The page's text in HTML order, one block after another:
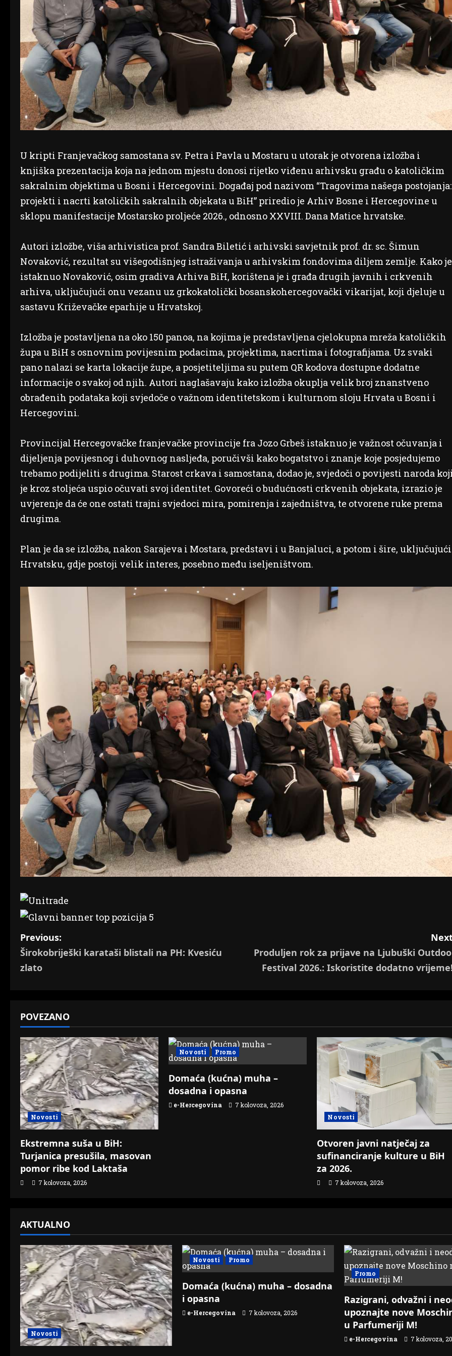
U kripti Franjevačkog samostana sv. Petra i Pavla u Mostaru u utorak je otvorena izložba i
knjiška prezentacija koja na jednom mjestu donosi rijetko viđenu arhivsku građu o katoličkim
sakralnim objektima u Bosni i Hercegovini. Događaj pod nazivom “Tragovima našega postojanja:
projekti i nacrti katoličkih sakralnih objekata u BiH” priredio je Arhiv Bosne i Hercegovine u
sklopu manifestacije Mostarsko proljeće 2026., odnosno XXVIII. Dana Matice hrvatske.
Autori izložbe, viša arhivistica prof. Sandra Biletić i arhivski savjetnik prof. dr. sc. Šimun
Novaković, rezultat su višegodišnjeg istraživanja u arhivskim fondovima diljem zemlje. Kako je
istaknuo Novaković, osim gradiva Arhiva BiH, korištena je i građa drugih javnih i crkvenih
arhiva, uključujući onu vezanu uz grkokatolički bosanskohercegovački vikarijat, koji djeluje u
sastavu Križevačke eparhije u Hrvatskoj.
Izložba je postavljena na oko 150 panoa, na kojima je predstavljena cjelokupna mreža katoličkih
župa u BiH s osnovnim povijesnim podacima, projektima, nacrtima i fotografijama. Uz svaki
pano nalazi se karta lokacije župe, a posjetiteljima su putem QR kodova dostupne dodatne
informacije o svakoj od njih. Autori naglašavaju kako izložba okuplja velik broj znanstveno
obrađenih podataka koji svjedoče o važnom identitetskom i kulturnom sloju Hrvata u Bosni i
Hercegovini.
Provincijal Hercegovačke franjevačke provincije fra Jozo Grbeš istaknuo je važnost očuvanja i
dijeljenja povijesnog i duhovnog nasljeđa, poručivši kako bogatstvo i znanje koje posjedujemo
trebamo podijeliti s drugima. Starost crkava i samostana, dodao je, svjedoči o povijesti naroda
je kroz stoljeća uspio očuvati svoj identitet. Govoreći o budućnosti crkvenih objekata, izrazio je
uvjerenje da će one ostati trajni svjedoci mira, pomirenja i zajedništva, te otvorene ruke prema
drugima.
Plan je da se izložba, nakon Sarajeva i Mostara, predstavi i u Banjaluci, a potom i šire, uključujući
Hrvatsku, gdje postoji velik interes, posebno među iseljeništvom.
P
o
n
a
v
i
g
a
t
i
Previous:
Širokobriješki karataši blistali na PH: Kvesiću
zlato
Produljen rok za prijave na Ljubuški
Festival 2026.: Iskoristite dodatno
POVEZANO
Novosti
Ekstremna suša u BiH:
Turjanica presušila, masovan
pomor ribe kod Laktaša
7 kolovoza, 2026
Novosti Promo
Domaća (kućna) muha –
dosadna i opasna
e-Hercegovina
7 kolovoza, 2026
Novosti
Otvoren javni natječaj za
sufinanciranje kulture u BiH
za 2026.
7 kolovoza, 2026
AKTUALNO
Novosti
Novosti Promo
Domaća (kućna) muha – dosadna
i opasna
e-Hercegovina 7 kolovoza, 2026
Promo
Razigrani, odvažni i
upoznajte nove
u Parfumeriji M!
e-Hercegovina 7 kolovoza,